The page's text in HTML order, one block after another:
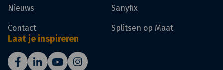
Nieuws
Contact
Sanyfix
Splitsen op Maat
Laat je inspireren